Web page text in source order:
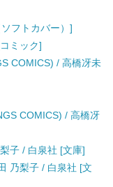
フトカバー）]
ミック]
COMICS) / 高橋冴未
COMICS) / 高橋冴
子 / 白泉社 [文庫]
乃梨子 / 白泉社 [文